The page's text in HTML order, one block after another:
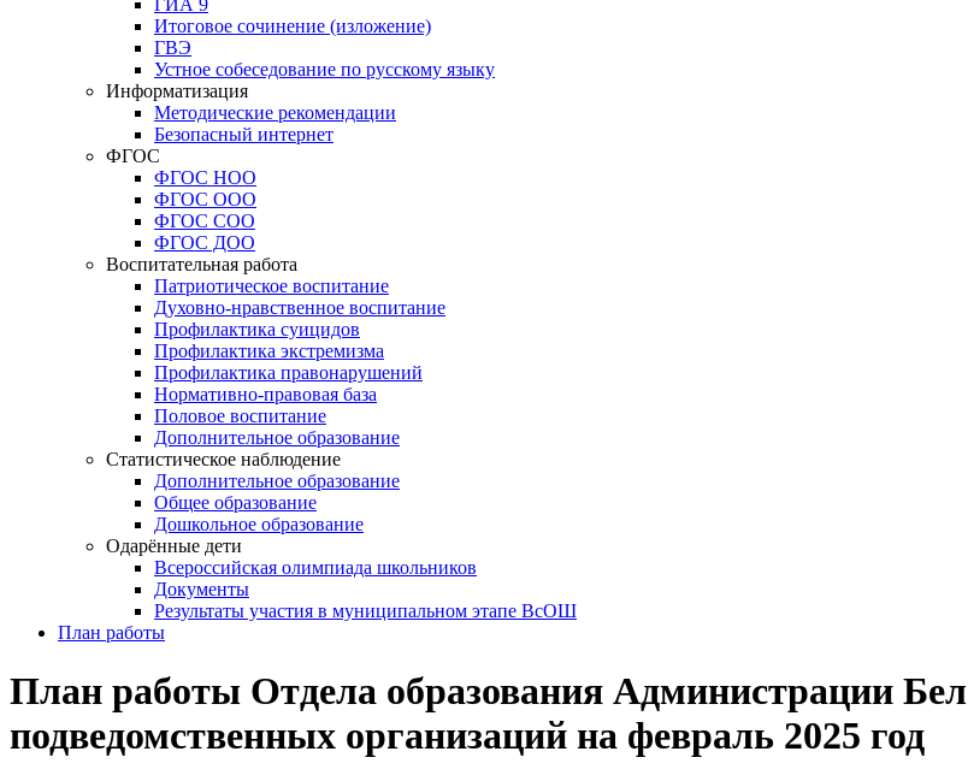
ГИА 9
Итоговое сочинение (изложение)
ГВЭ
Устное собеседование по русскому языку
Информатизация
Методические рекомендации
Безопасный интернет
ФГОС
ФГОС НОО
ФГОС ООО
ФГОС СОО
ФГОС ДОО
Воспитательная работа
Патриотическое воспитание
Духовно-нравственное воспитание
Профилактика суицидов
Профилактика экстремизма
Профилактика правонарушений
Нормативно-правовая база
Половое воспитание
Дополнительное образование
Статистическое наблюдение
Дополнительное образование
Общее образование
Дошкольное образование
Одарённые дети
Всероссийская олимпиада школьников
Документы
Результаты участия в муниципальном этапе ВсОШ
План работы
План работы Отдела образования Администрации
подведомственных организаций на февраль 2025 год